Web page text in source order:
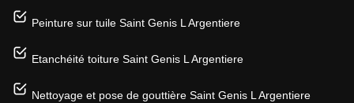
Peinture sur tuile Saint Genis L Argentiere
Etanchéité toiture Saint Genis L Argentiere
Nettoyage et pose de gouttière Saint Genis L Argentiere